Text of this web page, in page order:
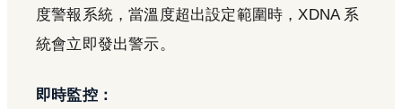
度警報系統，當溫度超出設定範圍時，XDNA 系
統會立即發出警示。
即時監控：